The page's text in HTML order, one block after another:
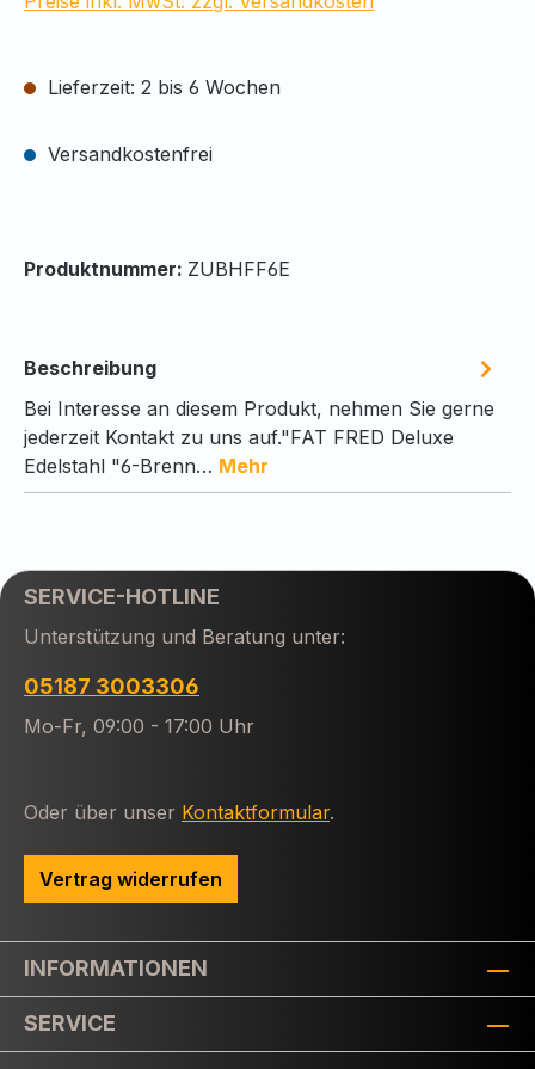
Lieferzeit: 2 bis 6 Wochen
Versandkostenfrei
Produktnummer: ZUBHFF6E
Beschreibung
Bei Interesse an diesem Produkt, nehmen Sie gerne
jederzeit Kontakt zu uns auf."FAT FRED Deluxe
Edelstahl "6-Brenn… Mehr
SERVICE-HOTLINE
Unterstützung und Beratung unter:
05187 3003306
Mo-Fr, 09:00 - 17:00 Uhr
Oder über unser Kontaktformular.
Vertrag widerrufen
INFORMATIONEN
SERVICE